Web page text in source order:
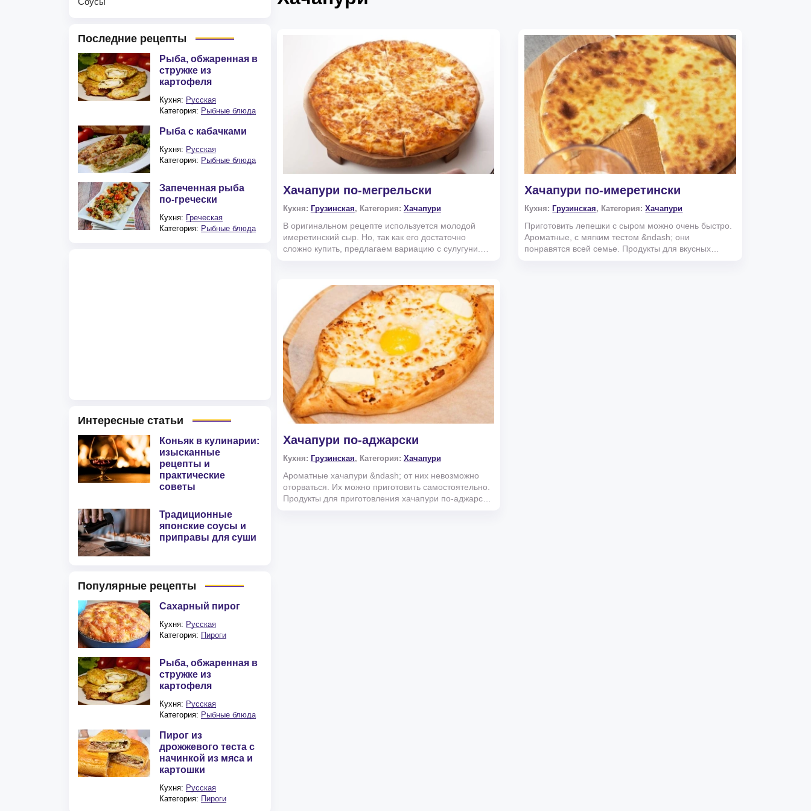
Хачапури по-мегрельски
Кухня: Грузинская, Категория: Хачапури
В оригинальном рецепте используется молодой
имеретинский сыр. Но, так как его достаточно
сложно купить, предлагаем вариацию с сулугуни.
Хачапури по-имеретински
Кухня: Грузинская, Категория:Хачапури
Приготовить лепешки с сыром можно очень быстро.
Ароматные, с мягким тестом &ndash; они
понравятся всей семье. Продукты для вкусных
Хачапури по-аджарски
Кухня: Грузинская, Категория: Хачапури
Ароматные хачапури &ndash; от них невозможно
оторваться. Их можно приготовить самостоятельно.
Продукты для приготовления хачапури по-аджарски
Последние рецепты
Рыба, обжаренная в
стружке из
картофеля
Кухня: Русская
Категория: Рыбные блюда
Рыба с кабачками
Кухня: Русская
Категория: Рыбные блюда
Запеченная рыба
по-гречески
Кухня: Греческая
Категория: Рыбные блюда
Интересные статьи
Коньяк в кулинарии:
изысканные
рецепты и
практические
советы
Традиционные
японские соусы и
приправы для суши
Популярные рецепты
Сахарный пирог
Кухня: Русская
Категория: Пироги
Рыба, обжаренная в
стружке из
картофеля
Кухня: Русская
Категория: Рыбные блюда
Пирог из
дрожжевого теста с
начинкой из мяса и
картошки
Кухня: Русская
Категория: Пироги